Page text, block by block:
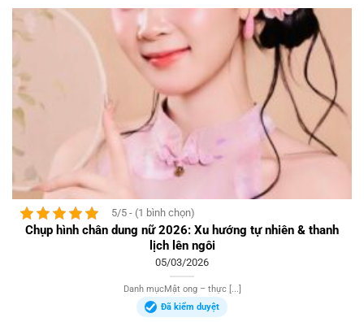
5/5 - (1 bình chọn)
Chụp hình chân dung nữ 2026: Xu hướng tự nhiên & thanh
lịch lên ngôi
05/03/2026
Danh mụcMật ong – thực [...]
Đã kiểm duyệt